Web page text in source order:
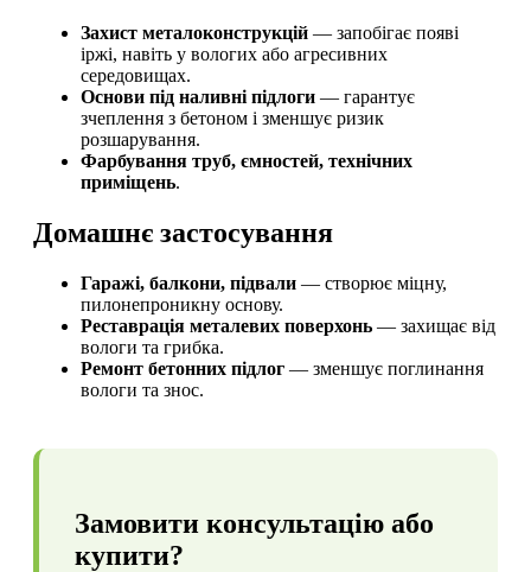
Захист металоконструкцій — запобігає появі
іржі, навіть у вологих або агресивних
середовищах.
Основи під наливні підлоги — гарантує
зчеплення з бетоном і зменшує ризик
розшарування.
Фарбування труб, ємностей, технічних
приміщень.
Домашнє застосування
Гаражі, балкони, підвали — створює міцну,
пилонепроникну основу.
Реставрація металевих поверхонь — захищає від
вологи та грибка.
Ремонт бетонних підлог — зменшує поглинання
вологи та знос.
Замовити консультацію або
купити?